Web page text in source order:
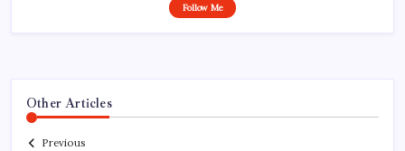
Follow Me
Other Articles
Previous